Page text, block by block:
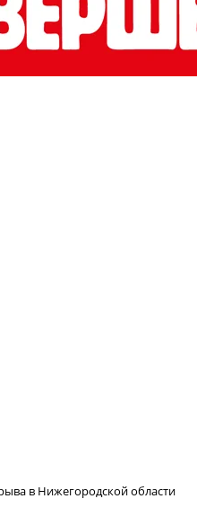
в Нижегородской области